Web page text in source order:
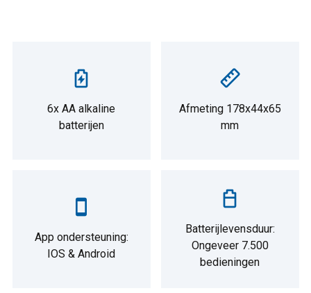
6x AA alkaline
batterijen
Afmeting 178x44x65
mm
App ondersteuning:
IOS & Android
Batterijlevensduur:
Ongeveer 7.500
bedieningen